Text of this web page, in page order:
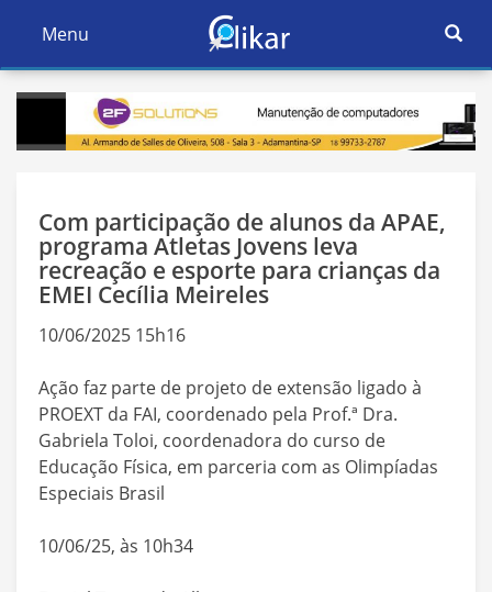
Ativar
Navegação
Menu
Ativar
Com participação de alunos da APAE,
programa Atletas Jovens leva
recreação e esporte para crianças da
EMEI Cecília Meireles
10/06/2025 15h16
Ação faz parte de projeto de extensão ligado à
PROEXT da FAI, coordenado pela Prof.ª Dra.
Gabriela Toloi, coordenadora do curso de
Educação Física, em parceria com as Olimpíadas
Especiais Brasil
10/06/25, às 10h34